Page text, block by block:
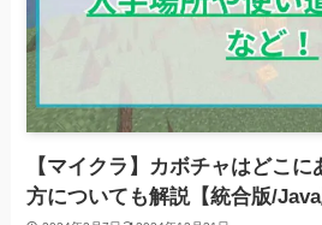
【マイクラ】カボチャはどこ
方についても解説【統合版/Java